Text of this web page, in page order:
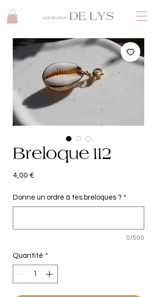
Breloque 112
4,00 €
Donne un ordre à tes breloques ? *
0/500
Quantité *